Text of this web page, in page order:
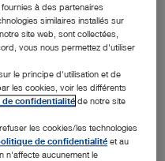
devis
à des partenaires
similaires installés sur
site web, sont collectées,
vous nous permettez d'utiliser
le principe d'utilisation et de
les cookies, voir les différents
confidentialité de notre site
les cookies/les technologies
de confidentialité et au
n'affecte aucunement le